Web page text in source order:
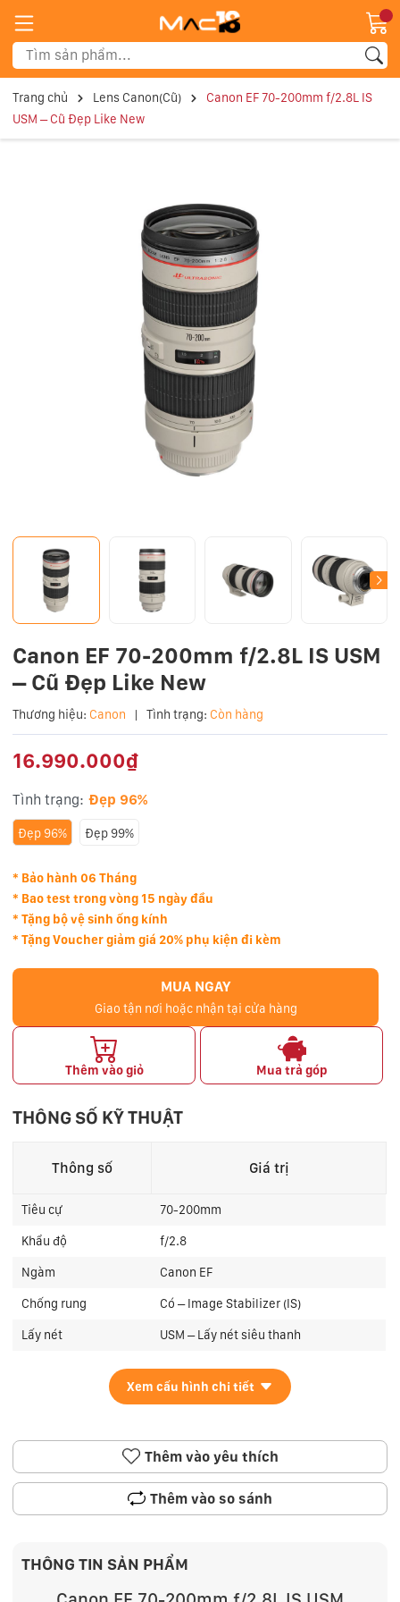
Trang chủ Lens Canon(Cũ)
Canon EF 70-200mm f/2.8L IS
USM – Cũ Đẹp Like New
Canon EF 70-200mm f/2.8L IS USM
– Cũ Đẹp Like New
Thương hiệu: Canon | Tình trạng: Còn hàng
16.990.000₫
Tình trạng: Đẹp 96%
Đẹp 96% Đẹp 99%
* Bảo hành 06 Tháng
* Bao test trong vòng 15 ngày đầu
* Tặng bộ vệ sinh ống kính
* Tặng Voucher giảm giá 20% phụ kiện đi kèm
MUA NGAY
Giao tận nơi hoặc nhận tại cửa hàng
Thêm vào giỏ Mua trả góp
THÔNG SỐ KỸ THUẬT
Thông số Giá trị
Tiêu cự 70-200mm
Khẩu độ f/2.8
Ngàm Canon EF
Chống rung Có – Image Stabilizer (IS)
Lấy nét USM – Lấy nét siêu thanh
Xem cấu hình chi tiết
Thêm vào yêu thích
Thêm vào so sánh
THÔNG TIN SẢN PHẨM